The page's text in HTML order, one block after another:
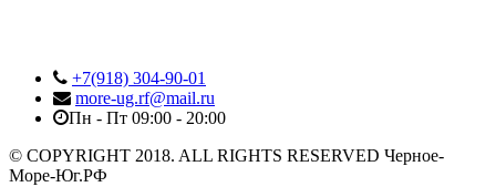
+7(918) 304-90-01
more-ug.rf@mail.ru
Пн - Пт 09:00 - 20:00
© COPYRIGHT 2018. ALL RIGHTS RESERVED Черное-
Море-Юг.РФ